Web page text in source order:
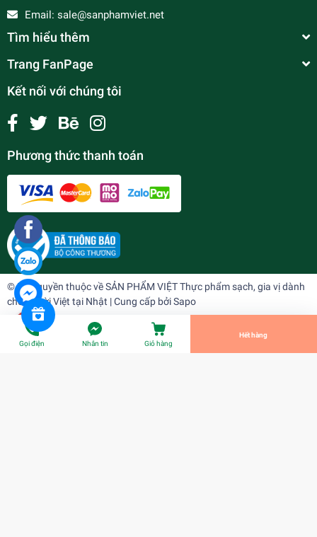
Email: sale@sanphamviet.net
Tìm hiểu thêm
Trang FanPage
Kết nối với chúng tôi
Phương thức thanh toán
© Bản quyền thuộc vềSẢN PHẨM VIỆT Thực phẩm sạch, gia vị dành
cho người Việt tại Nhật | Cung cấp bởiSapo
¥1.100
undefined
Tiến Hành Thanh Toán
Gọi điện Nhắn tin Giỏ hàng
Hết hàng